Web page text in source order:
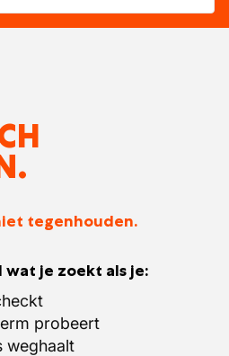
tegenhouden.
wat je zoekt als je:
probeert
weghaalt